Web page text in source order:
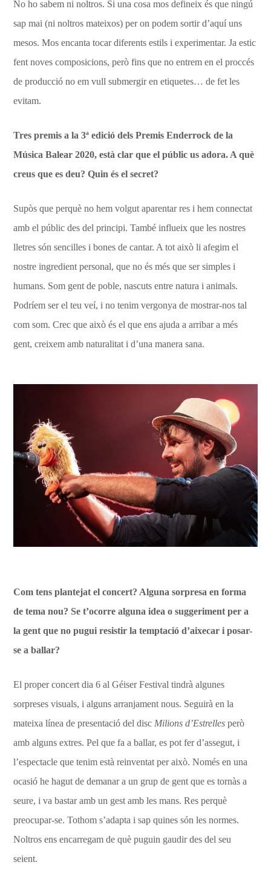
No ho sabem ni noltros. Si una cosa mos defineix és que ningú
sap mai (ni noltros mateixos) per on podem sortir d’aquí uns
mesos. Mos encanta tocar diferents estils i experimentar. Ja estic
fent noves composicions, però fins que no entrem en el proccés
de producció no em vull submergir en etiquetes… de fet les
evitam.
Tres premis a la 3ª edició dels Premis Enderrock de la
Música Balear 2020, està clar que el públic us adora. A què
creus que es deu? Quin és el secret?
Supòs que perquè no hem volgut aparentar res i hem connectat
amb el públic des del principi. També influeix que les nostres
lletres són sencilles i bones de cantar. A tot això li afegim el
nostre ingredient personal, que no és més que ser simples i
humans. Som gent de poble, nascuts entre natura i animals.
Podríem ser el teu veí, i no tenim vergonya de mostrar-nos tal
com som. Crec que això és el que ens ajuda a arribar a més
gent, creixem amb naturalitat i d’una manera sana.
Com tens plantejat el concert? Alguna sorpresa en forma
de tema nou? Se t’ocorre alguna idea o suggeriment per a
la gent que no pugui resistir la temptació d’aixecar i posar-
se a ballar?
El proper concert dia 6 al Géiser Festival tindrà algunes
sorpreses visuals, i alguns arranjament nous. Seguirà en la
mateixa línea de presentació del disc Milions d’Estrelles però
amb alguns extres. Pel que fa a ballar, es pot fer d’assegut, i
l’espectacle que tenim està reinventat per això. Només en una
ocasió he hagut de demanar a un grup de gent que es tornàs a
seure, i va bastar amb un gest amb les mans. Res perquè
preocupar-se. Tothom s’adapta i sap quines són les normes.
Noltros ens encarregam de què puguin gaudir des del seu
seient.